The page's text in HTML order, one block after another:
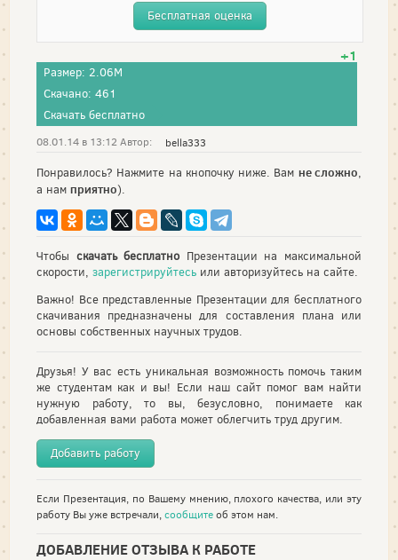
Бесплатная оценка
+1
Размер: 2.06M
Скачано: 461
Скачать бесплатно
08.01.14 в 13:12 Автор: bella333
Понравилось? Нажмите на кнопочку ниже. Вам не сложно,
а нам приятно).
Чтобы скачать бесплатно Презентации на максимальной
скорости, зарегистрируйтесь или авторизуйтесь на сайте.
Важно! Все представленные Презентации для бесплатного
скачивания предназначены для составления плана или
основы собственных научных трудов.
Друзья! У вас есть уникальная возможность помочь таким
же студентам как и вы! Если наш сайт помог вам найти
нужную работу, то вы, безусловно, понимаете как
добавленная вами работа может облегчить труд другим.
Добавить работу
Если Презентация, по Вашему мнению, плохого качества, или эту
работу Вы уже встречали,сообщитеоб этом нам.
ДОБАВЛЕНИЕ ОТЗЫВА К РАБОТЕ